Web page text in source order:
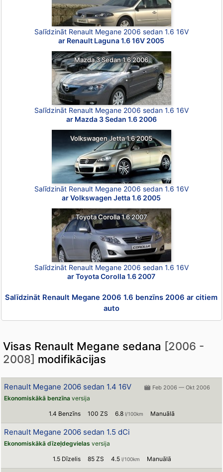
Salīdzināt Renault Megane 2006 sedan 1.6 16V
ar Renault Laguna 1.6 16V 2005
Mazda 3 Sedan 1.6 2006
Salīdzināt Renault Megane 2006 sedan 1.6 16V
ar Mazda 3 Sedan 1.6 2006
Volkswagen Jetta 1.6 2005
Salīdzināt Renault Megane 2006 sedan 1.6 16V
ar Volkswagen Jetta 1.6 2005
Toyota Corolla 1.6 2007
Salīdzināt Renault Megane 2006 sedan 1.6 16V
ar Toyota Corolla 1.6 2007
Salīdzināt Renault Megane 2006 1.6 benzīns 2006 ar citiem
auto
Visas Renault Megane sedana [2006 -
2008] modifikācijas
Renault Megane 2006 sedan 1.4 16V Feb 2006 — Okt 2006
Ekonomiskākā benzīna versija
1.4 Benzīns 100 ZS 6.8l/100km Manuālā
Renault Megane 2006 sedan 1.5 dCi
Ekonomiskākā dīzeļdegvielas versija
1.5 Dīzelis 85 ZS 4.5 l/100km Manuālā